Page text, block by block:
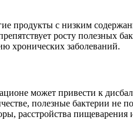
продукты с низким
росту полезных
хронических заболеваний.
может привести к
полезные бактерии не
расстройства